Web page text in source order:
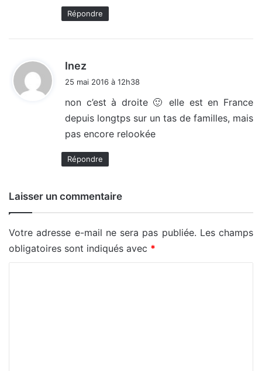
Répondre
Inez
:
25 mai 2016 à 12h38
non c’est à droite 🙂 elle est en France
depuis longtps sur un tas de familles, mais
pas encore relookée
Répondre
Laisser un commentaire
Votre adresse e-mail ne sera pas publiée. Les champs
obligatoires sont indiqués avec *